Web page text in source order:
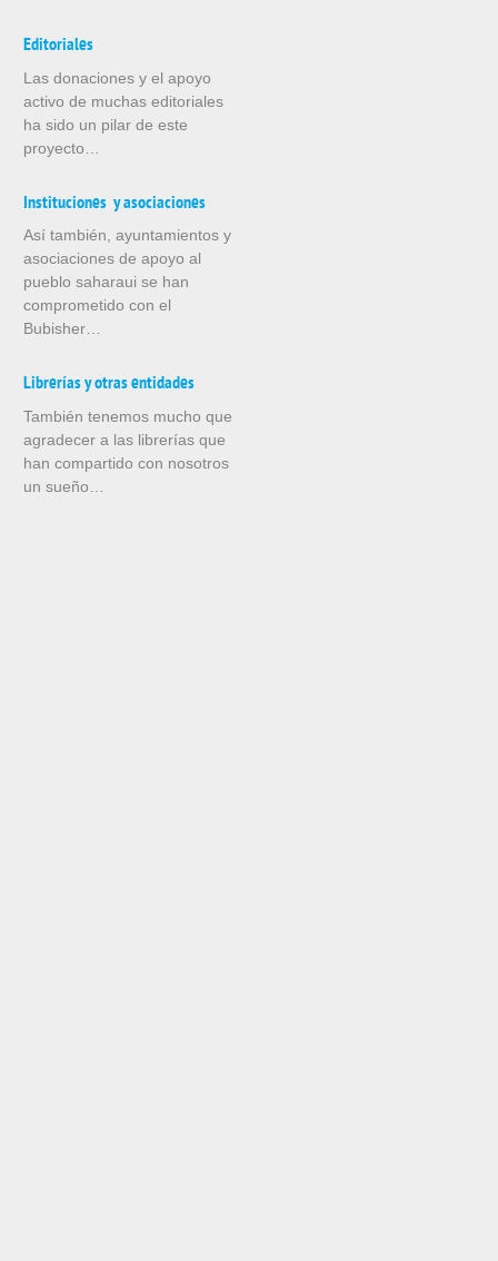
Editoriales
Las donaciones y el apoyo
activo de muchas editoriales
ha sido un pilar de este
proyecto…
Instituciones y asociaciones
Así también, ayuntamientos y
asociaciones de apoyo al
pueblo saharaui se han
comprometido con el
Bubisher…
Librerías y otras entidades
También tenemos mucho que
agradecer a las librerías que
han compartido con nosotros
un sueño…